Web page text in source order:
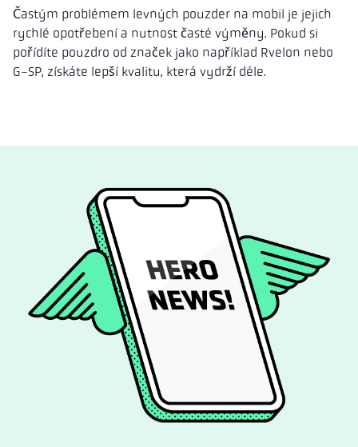
Častým problémem levných pouzder na mobil je jejich
rychlé opotřebení a nutnost časté výměny. Pokud si
pořídíte pouzdro od značek jako například Rvelon nebo
G-SP, získáte lepší kvalitu, která vydrží déle.